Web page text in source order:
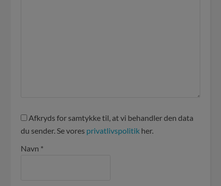
Afkryds for samtykke til, at vi behandler den data
du sender. Se vores privatlivspolitik her.
Navn *